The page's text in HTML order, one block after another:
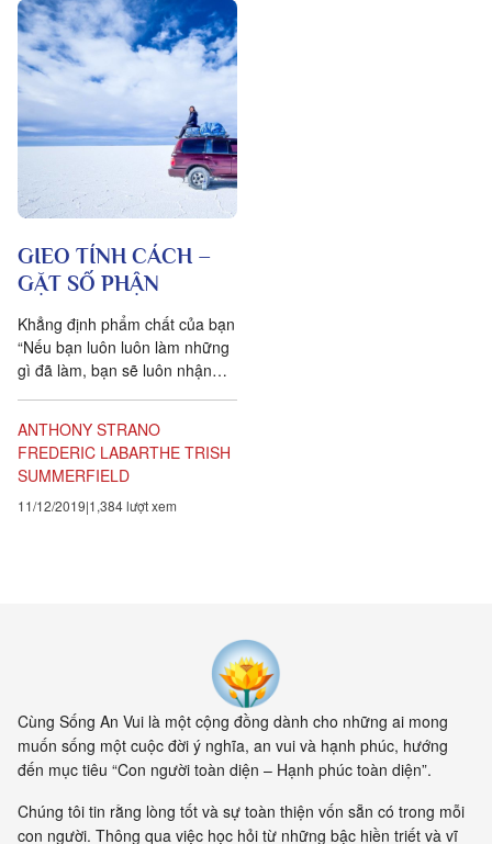
GIEO TÍNH CÁCH –
GẶT SỐ PHẬN
Khẳng định phẩm chất của bạn
“Nếu bạn luôn luôn làm những
gì đã làm, bạn sẽ luôn nhận
ANTHONY STRANO
FREDERIC LABARTHE TRISH
SUMMERFIELD
11/12/2019 1,384 lượt xem
Cùng Sống An Vui là một cộng đồng dành cho những ai mong
muốn sống một cuộc đời ý nghĩa, an vui và hạnh phúc, hướng
đến mục tiêu “Con người toàn diện – Hạnh phúc toàn diện”.
Chúng tôi tin rằng lòng tốt và sự toàn thiện vốn sẵn có trong mỗi
con người. Thông qua việc học hỏi từ những bậc hiền triết và vĩ